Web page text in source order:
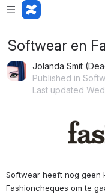
Softwear en
Jolanda Smit
Published in
Last updated
Softwear heeft nog geen
Fashioncheques om te